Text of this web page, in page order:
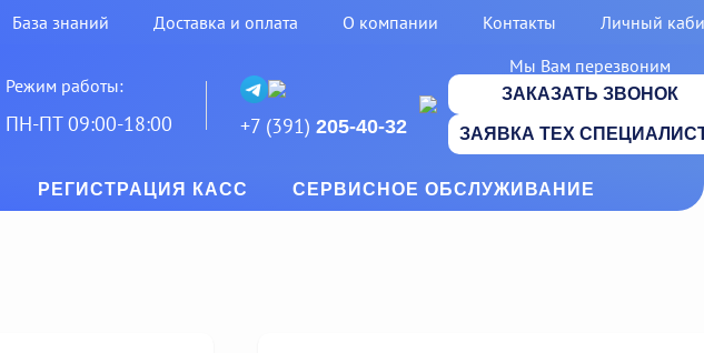
База знаний Доставка и оплата О компании Контакты Личный
Режим работы:
ПН-ПТ 09:00-18:00 +7 (391) 205-40-32
Мы Вам перезвоним
ЗАКАЗАТЬ ЗВОНОК
ЗАЯВКА ТЕХ
РЕГИСТРАЦИЯ КАСС СЕРВИСНОЕ ОБСЛУЖИВАНИЕ